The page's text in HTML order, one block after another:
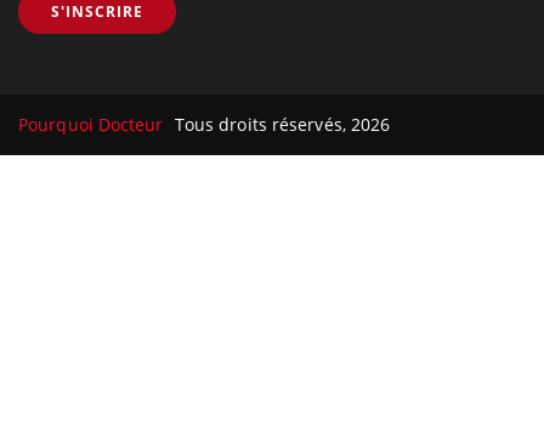
S'INSCRIRE
Pourquoi Docteur Tous droits réservés, 2026